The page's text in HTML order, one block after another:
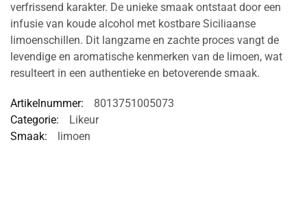
verfrissend karakter. De unieke smaak ontstaat door een
infusie van koude alcohol met kostbare Siciliaanse
limoenschillen. Dit langzame en zachte proces vangt de
levendige en aromatische kenmerken van de limoen, wat
resulteert in een authentieke en betoverende smaak.
Artikelnummer:
8013751005073
Categorie:
Likeur
Smaak:
limoen